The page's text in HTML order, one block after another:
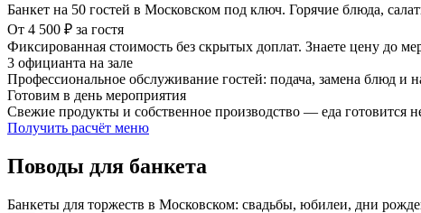
Банкет на 50 гостей в Московском под ключ. Горячие блюда,
От 4 500 ₽ за гостя
Фиксированная стоимость без скрытых доплат. Знаете цену до
3 официанта на зале
Профессиональное обслуживание гостей: подача, замена блюд и
Готовим в день мероприятия
Свежие продукты и собственное производство — еда готовится
Получить расчёт меню
Поводы для банкета
Банкеты для торжеств в Московском: свадьбы, юбилеи, дни